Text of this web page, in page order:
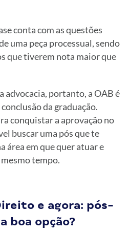
conta com as questões
uma peça processual, sendo
que tiverem nota maior que
advocacia, portanto, a OAB é
da graduação.
conquistar a aprovação no
buscar uma pós que te
área em que quer atuar e
tempo.
e agora: pós-
boa opção?